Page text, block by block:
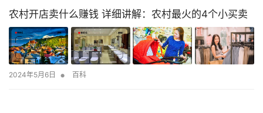
农村开店卖什么赚钱 详细讲解：农村最火的4个小买卖
2024年5月6日 • 百科